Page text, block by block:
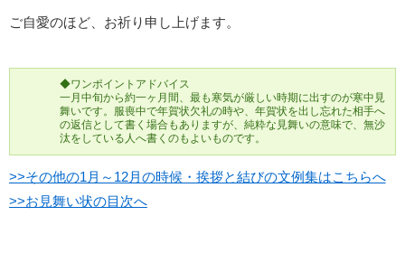
ご自愛のほど、お祈り申し上げます。
◆ワンポイントアドバイス
一月中旬から約一ヶ月間、最も寒気が厳しい時期に出すのが寒中見
舞いです。服喪中で年賀状欠礼の時や、年賀状を出し忘れた相手へ
の返信として書く場合もありますが、純粋な見舞いの意味で、無沙
汰をしている人へ書くのもよいものです。
>>その他の1月～12月の時候・挨拶と結びの文例集はこちらへ
>>お見舞い状の目次へ